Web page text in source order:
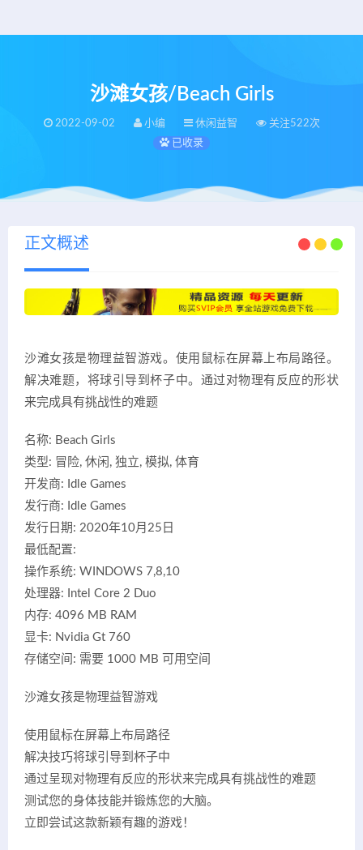
沙滩女孩/Beach Girls
2022-09-02 小编 休闲益智
关注522次
已收录
正文概述
沙滩女孩是物理益智游戏。使用鼠标在屏幕上布局路径。
解决难题，将球引导到杯子中。通过对物理有反应的形状
来完成具有挑战性的难题
名称: Beach Girls
类型: 冒险, 休闲, 独立, 模拟, 体育
开发商: Idle Games
发行商: Idle Games
发行日期: 2020年10月25日
最低配置:
操作系统: WINDOWS 7,8,10
处理器: Intel Core 2 Duo
内存: 4096 MB RAM
显卡: Nvidia Gt 760
存储空间: 需要 1000 MB 可用空间
沙滩女孩是物理益智游戏
使用鼠标在屏幕上布局路径
解决技巧将球引导到杯子中
通过呈现对物理有反应的形状来完成具有挑战性的难题
测试您的身体技能并锻炼您的大脑。
立即尝试这款新颖有趣的游戏！